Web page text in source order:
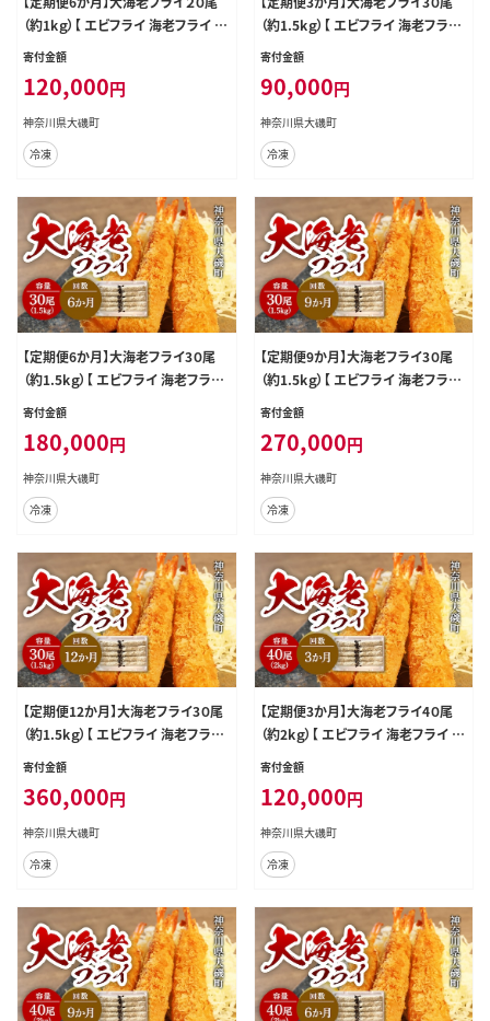
（約1kｇ）【 エビフライ 海老フライ エ
ビ 海老 フライ 冷凍 冷凍食品 神奈
老 洋食 進物用 お惣菜 父の日 お歳
暮 ギフト 贈答品 食品 増粘多糖類
母の日 ディナー 誕生日 忘年会 】
寄付金額
120,000円
神奈川県大磯町
冷凍
（約1.5kｇ）【 エビフライ 海老フライ
エビ 海老 フライ 冷凍 冷凍食品 神
海老 洋食 進物用 お惣菜 父の日 お
歳暮 ギフト 贈答品 食品 増粘多糖類
母の日 ディナー 誕生日 忘年会 】
寄付金額
90,000円
神奈川県大磯町
冷凍
【定期便6か月】大海老フライ3０尾
（約1.5kｇ）【 エビフライ 海老フライ
エビ 海老 フライ 冷凍 冷凍食品 神
奈川県 大磯町 ブラックタイガー 大
海老 洋食 進物用 お惣菜 父の日 お
歳暮 ギフト 贈答品 食品 増粘多糖類
母の日 ディナー 誕生日 忘年会 】
寄付金額
180,000円
神奈川県大磯町
冷凍
【定期便9か月】大海老フライ3０尾
（約1.5kｇ）【 エビフライ 海老フライ
エビ 海老 フライ 冷凍 冷凍食品 神
奈川県 大磯町 ブラックタイガー 大
海老 洋食 進物用 お惣菜 父の日 お
歳暮 ギフト 贈答品 食品 増粘多糖類
母の日 ディナー 誕生日 忘年会 】
寄付金額
270,000円
神奈川県大磯町
冷凍
【定期便12か月】大海老フライ3０尾
（約1.5kｇ）【 エビフライ 海老フライ
エビ 海老 フライ 冷凍 冷凍食品 神
奈川県 大磯町 ブラックタイガー 大
海老 洋食 進物用 お惣菜 父の日 お
歳暮 ギフト 贈答品 食品 増粘多糖類
母の日 ディナー 誕生日 忘年会 】
寄付金額
360,000円
神奈川県大磯町
冷凍
【定期便3か月】大海老フライ4０尾
（約2kｇ）【 エビフライ 海老フライ エ
ビ 海老 フライ 冷凍 冷凍食品 神奈
川県 大磯町 ブラックタイガー 大海
老 洋食 進物用 お惣菜 父の日 お歳
暮 ギフト 贈答品 食品 増粘多糖類
母の日 ディナー 誕生日 忘年会 】
寄付金額
120,000円
神奈川県大磯町
冷凍